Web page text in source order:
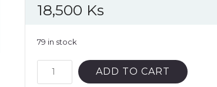
18,500 Ks
79 in stock
Nisekoi:
False
ADD TO CART